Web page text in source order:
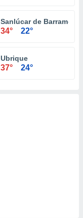
Sanlúcar de Barrameda
34° 22°
Ubrique
37° 24°